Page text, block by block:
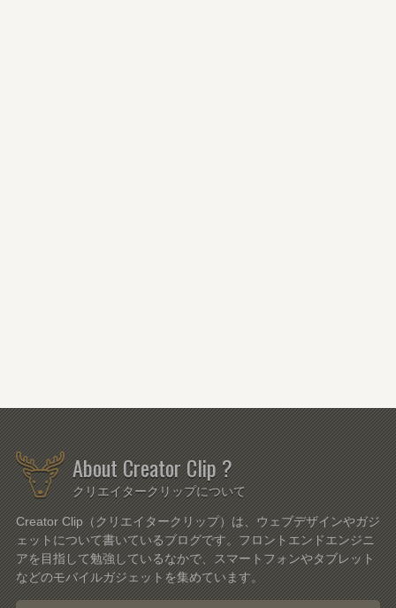
About Creator Clip ?
クリエイタークリップについて
Creator Clip（クリエイタークリップ）は、ウェブデザインやガジ
ェットについて書いているブログです。フロントエンドエンジニ
アを目指して勉強しているなかで、スマートフォンやタブレット
などのモバイルガジェットを集めています。